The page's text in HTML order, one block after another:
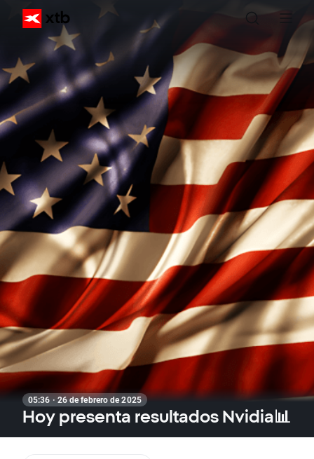
05:36 · 26 de febrero de 2025
Hoy presenta resultados Nvidia📊